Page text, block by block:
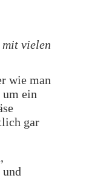
mit vielen
wie man
um ein
gar